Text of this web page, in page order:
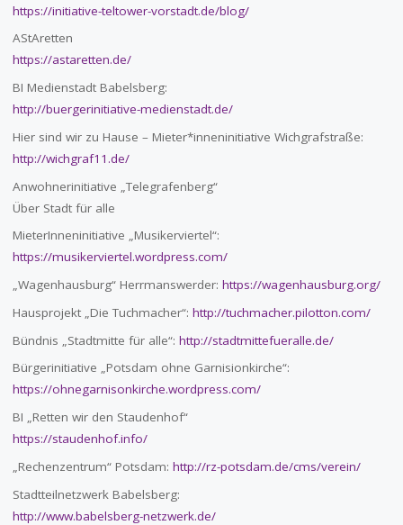
https://initiative-teltower-vorstadt.de/blog/
AStAretten
https://astaretten.de/
BI Medienstadt Babelsberg:
http://buergerinitiative-medienstadt.de/
Hier sind wir zu Hause – Mieter*inneninitiative Wichgrafstraße:
http://wichgraf11.de/
Anwohnerinitiative „Telegrafenberg“
Über Stadt für alle
MieterInneninitiative „Musikerviertel“:
https://musikerviertel.wordpress.com/
„Wagenhausburg“ Herrmanswerder: https://wagenhausburg.org/
Hausprojekt „Die Tuchmacher“: http://tuchmacher.pilotton.com/
Bündnis „Stadtmitte für alle“: http://stadtmittefueralle.de/
Bürgerinitiative „Potsdam ohne Garnisionkirche“:
https://ohnegarnisonkirche.wordpress.com/
BI „Retten wir den Staudenhof“
https://staudenhof.info/
„Rechenzentrum“ Potsdam: http://rz-potsdam.de/cms/verein/
Stadtteilnetzwerk Babelsberg:
http://www.babelsberg-netzwerk.de/